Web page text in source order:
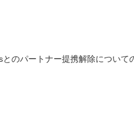
とのパートナー提携解除について